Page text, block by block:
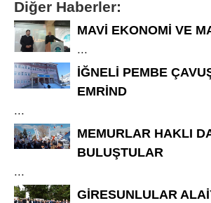
Diğer Haberler:
MAVİ EKONOMİ VE
...
İĞNELİ PEMBE
EMRİND
...
MEMURLAR HAKLI
BULUŞTULAR
...
GİRESUNLULAR